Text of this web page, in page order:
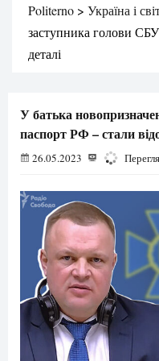
Politerno > Україна і
заступника голови
деталі
У батька
паспорт РФ – стали
26.05.2023 1357